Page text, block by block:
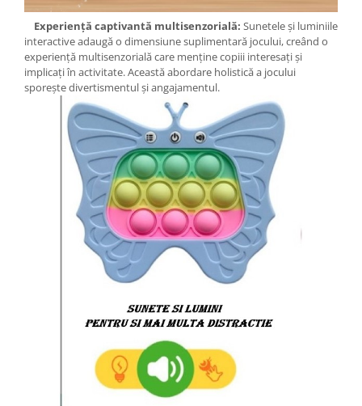
Experiență captivantă multisenzorială: Sunetele și luminiile
interactive adaugă o dimensiune suplimentară jocului, creând o
experiență multisenzorială care menține copiii interesați și
implicați în activitate. Această abordare holistică a jocului
sporește divertismentul și angajamentul.